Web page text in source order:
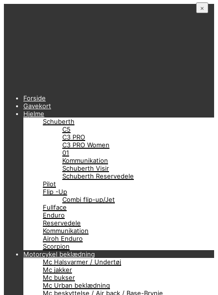
Forside
Gavekort
Hjelme
Schuberth
C5
C3 PRO
C3 PRO Women
01
Kommunikation
Schuberth Visir
Schuberth Reservedele
Pilot
Flip -Up
Combi flip-up/Jet
Fullface
Enduro
Reservedele
Kommunikation
Airoh Enduro
Scorpion
Motorcykel beklædning
Mc Halsvarmer / Undertøj
Mc jakker
Mc bukser
Mc Urban beklædning
Mc beskyttelse / Air back / Base-Brynje
×